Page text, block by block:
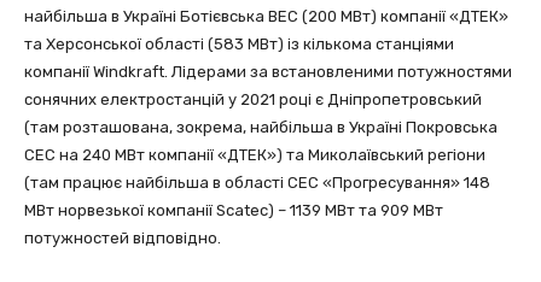
найбільша в Україні Ботієвська ВЕС (200 МВт) компанії «ДТЕК»
та Херсонської області (583 МВт) із кількома станціями
компанії Windkraft. Лідерами за встановленими потужностями
сонячних електростанцій у 2021 році є Дніпропетровський
(там розташована, зокрема, найбільша в Україні Покровська
СЕС на 240 МВт компанії «ДТЕК») та Миколаївський регіони
(там працює найбільша в області СЕС «Прогресування» 148
МВт норвезької компанії Scatec) – 1139 МВт та 909 МВт
потужностей відповідно.